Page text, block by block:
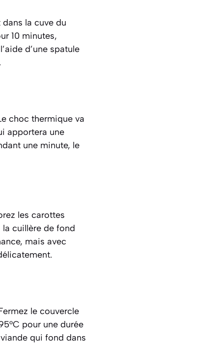
la cuve du
10 minutes,
d’une spatule
choc thermique va
apportera une
une minute, le
les carottes
cuillère de fond
mais avec
le couvercle
pour une durée
qui fond dans